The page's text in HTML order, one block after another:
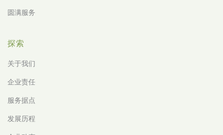
圆满服务
探索
关于我们
企业责任
服务据点
发展历程